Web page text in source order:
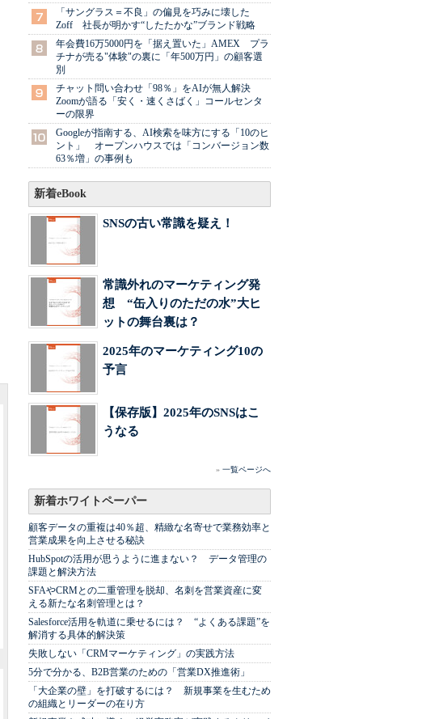
「サングラス＝不良」の偏見を巧みに壊した
Zoff 社長が明かす“したたかな”ブランド戦略
年会費16万5000円を「据え置いた」AMEX プラ
チナが売る"体験"の裏に「年500万円」の顧客選
別
チャット問い合わせ「98％」をAIが無人解決
Zoomが語る「安く・速くさばく」コールセンタ
ーの限界
Googleが指南する、AI検索を味方にする「10のヒ
ント」 オープンハウスでは「コンバージョン数
63％増」の事例も
新着eBook
SNSの古い常識を疑え！
常識外れのマーケティング発
想 “缶入りのただの水”大ヒ
ットの舞台裏は？
2025年のマーケティング10の
予言
【保存版】2025年のSNSはこ
うなる
» 一覧ページへ
新着ホワイトペーパー
顧客データの重複は40％超、精緻な名寄せで業務効率と
営業成果を向上させる秘訣
HubSpotの活用が思うように進まない？ データ管理の
課題と解決方法
SFAやCRMとの二重管理を脱却、名刺を営業資産に変
える新たな名刺管理とは？
Salesforce活用を軌道に乗せるには？ “よくある課題”を
解消する具体的解決策
失敗しない「CRMマーケティング」の実践方法
5分で分かる、B2B営業のための「営業DX推進術」
「大企業の壁」を打破するには？ 新規事業を生むため
の組織とリーダーの在り方